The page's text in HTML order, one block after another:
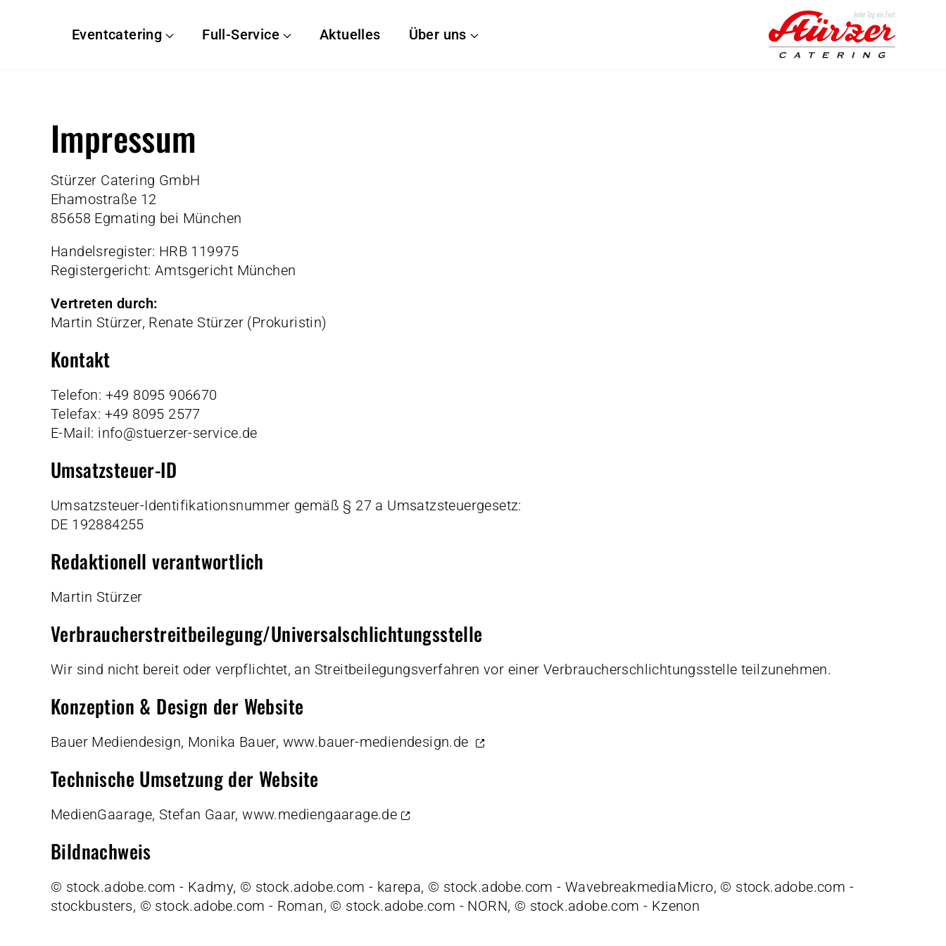
Eventcatering Full-Service Aktuelles Über uns
Impressum
Stürzer Catering GmbH
Ehamostraße 12
85658 Egmating bei München
Handelsregister: HRB 119975
Registergericht: Amtsgericht München
Vertreten durch:
Martin Stürzer, Renate Stürzer (Prokuristin)
Kontakt
Telefon: +49 8095 906670
Telefax: +49 8095 2577
E-Mail: info@stuerzer-service.de
Umsatzsteuer-ID
Umsatzsteuer-Identifikationsnummer gemäß § 27 a Umsatzsteuergesetz:
DE 192884255
Redaktionell verantwortlich
Martin Stürzer
Verbraucher­streit­beilegung/Universal­schlichtungs­stelle
Wir sind nicht bereit oder verpflichtet, an Streitbeilegungsverfahren vor einer Verbraucherschlichtungsstelle teilzunehmen.
Konzeption & Design der Website
Bauer Mediendesign, Monika Bauer, www.bauer-mediendesign.de
Technische Umsetzung der Website
MedienGaarage, Stefan Gaar,www.mediengaarage.de
Bildnachweis
© stock.adobe.com - Kadmy, © stock.adobe.com - karepa, © stock.adobe.com - WavebreakmediaMicro, © stock.adobe.com -
stockbusters, © stock.adobe.com - Roman, © stock.adobe.com - NORN, © stock.adobe.com - Kzenon